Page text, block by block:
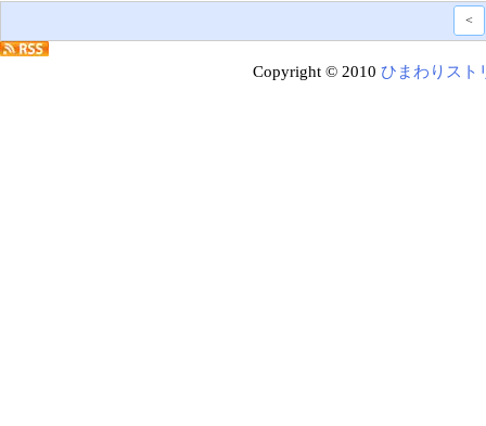
<
Copyright © 2010 ひまわりスト